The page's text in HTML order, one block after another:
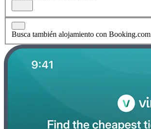
Busca también alojamiento con Booking.com